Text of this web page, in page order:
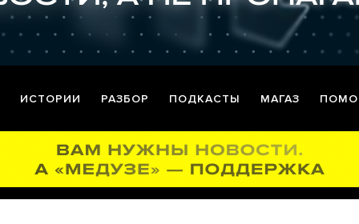
ИСТОРИИ РАЗБОР ПОДКАСТЫ МАГАЗ